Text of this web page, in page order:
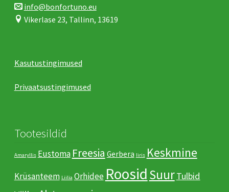
info@bonfortuno.eu
Vikerlase 23, Tallinn, 13619
Kasutustingimused
Privaatsustingimused
Tootesildid
Amaryllis Eustoma Freesia Gerbera Iiris Keskmine
Krüsanteem Liilia Orhidee RoosidSuurTulbid